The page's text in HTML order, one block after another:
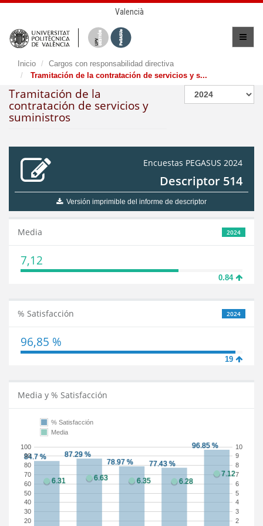
Valencià
Inicio
Cargos con responsabilidad directiva
Tramitación de la contratación de servicios y s...
Tramitación de la
contratación de servicios y
suministros
Encuestas PEGASUS 2024
Descriptor 514
Versión imprimible del informe de descriptor
2024
Media
7,12
0.84
2024
% Satisfacción
96,85 %
19
Media y % Satisfacción
20
30
40
50
60
70
80
90
100
2
3
4
5
6
7
8
9
10
% Satisfacción
Media